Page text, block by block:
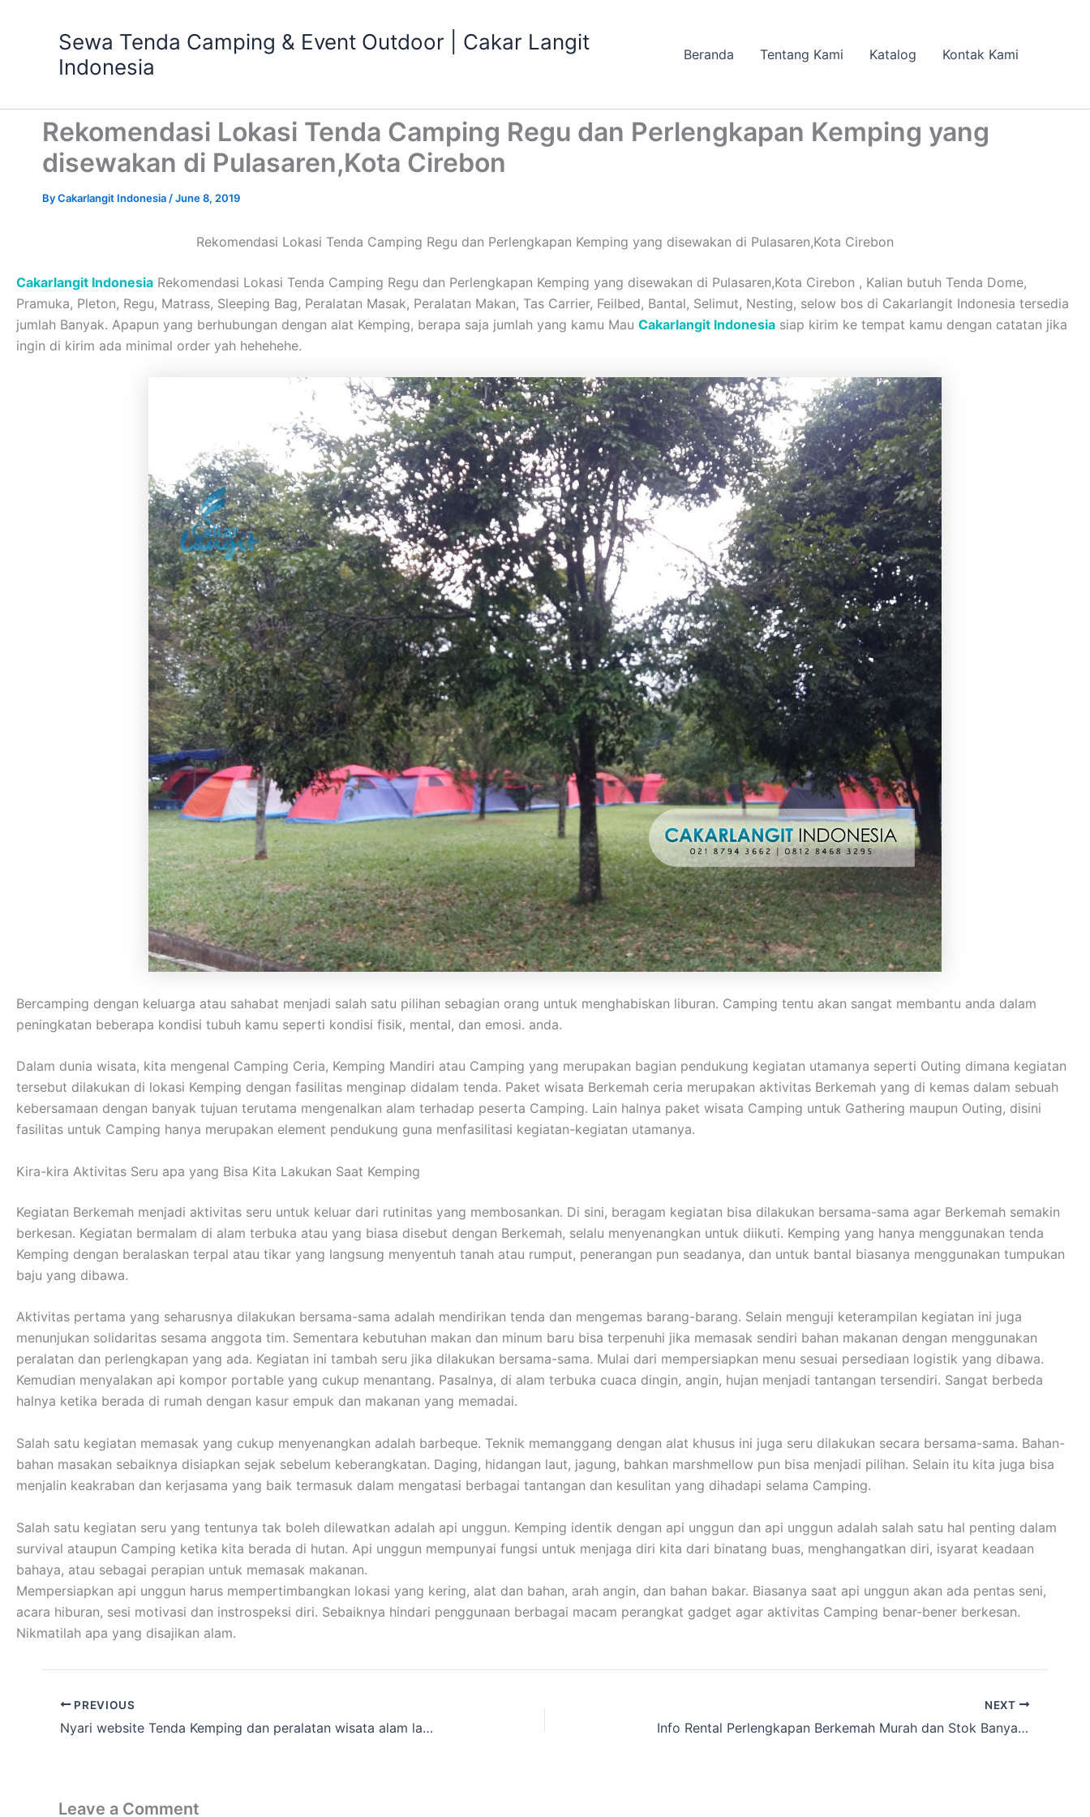
Sewa Tenda Camping & Event Outdoor | Cakar Langit
Indonesia
Beranda Tentang Kami Katalog Kontak Kami
Rekomendasi Lokasi Tenda Camping Regu dan Perlengkapan Kemping yang
disewakan di Pulasaren,Kota Cirebon
ByCakarlangit Indonesia /June 8, 2019
Rekomendasi Lokasi Tenda Camping Regu dan Perlengkapan Kemping yang disewakan di Pulasaren,Kota Cirebon
Cakarlangit Indonesia Rekomendasi Lokasi Tenda Camping Regu dan Perlengkapan Kemping yang disewakan di Pulasaren,Kota Cirebon , Kalian butuh Tenda Dome,
Pramuka, Pleton, Regu, Matrass, Sleeping Bag, Peralatan Masak, Peralatan Makan, Tas Carrier, Feilbed, Bantal, Selimut, Nesting, selow bos di Cakarlangit Indonesia tersedia
jumlah Banyak. Apapun yang berhubungan dengan alat Kemping, berapa saja jumlah yang kamu Mau Cakarlangit Indonesia siap kirim ke tempat kamu dengan catatan jika
ingin di kirim ada minimal order yah hehehehe.
Bercamping dengan keluarga atau sahabat menjadi salah satu pilihan sebagian orang untuk menghabiskan liburan. Camping tentu akan sangat membantu anda dalam
peningkatan beberapa kondisi tubuh kamu seperti kondisi fisik, mental, dan emosi. anda.
Dalam dunia wisata, kita mengenal Camping Ceria, Kemping Mandiri atau Camping yang merupakan bagian pendukung kegiatan utamanya seperti Outing dimana kegiatan
tersebut dilakukan di lokasi Kemping dengan fasilitas menginap didalam tenda. Paket wisata Berkemah ceria merupakan aktivitas Berkemah yang di kemas dalam sebuah
kebersamaan dengan banyak tujuan terutama mengenalkan alam terhadap peserta Camping. Lain halnya paket wisata Camping untuk Gathering maupun Outing, disini
fasilitas untuk Camping hanya merupakan element pendukung guna menfasilitasi kegiatan-kegiatan utamanya.
Kira-kira Aktivitas Seru apa yang Bisa Kita Lakukan Saat Kemping
Kegiatan Berkemah menjadi aktivitas seru untuk keluar dari rutinitas yang membosankan. Di sini, beragam kegiatan bisa dilakukan bersama-sama agar Berkemah semakin
berkesan. Kegiatan bermalam di alam terbuka atau yang biasa disebut dengan Berkemah, selalu menyenangkan untuk diikuti. Kemping yang hanya menggunakan tenda
Kemping dengan beralaskan terpal atau tikar yang langsung menyentuh tanah atau rumput, penerangan pun seadanya, dan untuk bantal biasanya menggunakan tumpukan
baju yang dibawa.
Aktivitas pertama yang seharusnya dilakukan bersama-sama adalah mendirikan tenda dan mengemas barang-barang. Selain menguji keterampilan kegiatan ini juga
menunjukan solidaritas sesama anggota tim. Sementara kebutuhan makan dan minum baru bisa terpenuhi jika memasak sendiri bahan makanan dengan menggunakan
peralatan dan perlengkapan yang ada. Kegiatan ini tambah seru jika dilakukan bersama-sama. Mulai dari mempersiapkan menu sesuai persediaan logistik yang dibawa.
Kemudian menyalakan api kompor portable yang cukup menantang. Pasalnya, di alam terbuka cuaca dingin, angin, hujan menjadi tantangan tersendiri. Sangat berbeda
halnya ketika berada di rumah dengan kasur empuk dan makanan yang memadai.
Salah satu kegiatan memasak yang cukup menyenangkan adalah barbeque. Teknik memanggang dengan alat khusus ini juga seru dilakukan secara bersama-sama. Bahan-
bahan masakan sebaiknya disiapkan sejak sebelum keberangkatan. Daging, hidangan laut, jagung, bahkan marshmellow pun bisa menjadi pilihan. Selain itu kita juga bisa
menjalin keakraban dan kerjasama yang baik termasuk dalam mengatasi berbagai tantangan dan kesulitan yang dihadapi selama Camping.
Salah satu kegiatan seru yang tentunya tak boleh dilewatkan adalah api unggun. Kemping identik dengan api unggun dan api unggun adalah salah satu hal penting dalam
survival ataupun Camping ketika kita berada di hutan. Api unggun mempunyai fungsi untuk menjaga diri kita dari binatang buas, menghangatkan diri, isyarat keadaan
bahaya, atau sebagai perapian untuk memasak makanan.
Mempersiapkan api unggun harus mempertimbangkan lokasi yang kering, alat dan bahan, arah angin, dan bahan bakar. Biasanya saat api unggun akan ada pentas seni,
acara hiburan, sesi motivasi dan instrospeksi diri. Sebaiknya hindari penggunaan berbagai macam perangkat gadget agar aktivitas Camping benar-bener berkesan.
Nikmatilah apa yang disajikan alam.
PREVIOUS
Nyari website Tenda Kemping dan peralatan wisata alam lainnya Terlengkap Balungbangjaya, Bogor Kota
NEXT
Info Rental Perlengkapan Berkemah Murah dan Stok Banyak wilayah Wandasari,Tasikmalaya
Leave a Comment